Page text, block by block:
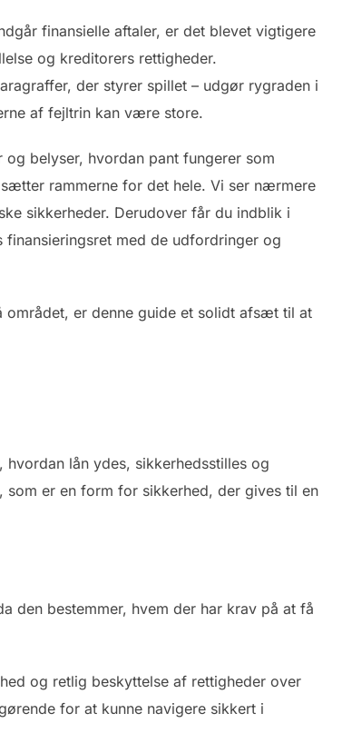
finansielle aftaler, er det blevet vigtigere
og kreditorers rettigheder.
der styrer spillet – udgør rygraden i
af fejltrin kan være store.
belyser, hvordan pant fungerer som
rammerne for det hele. Vi ser nærmere
sikkerheder. Derudover får du indblik i
med de udfordringer og
området, er denne guide et solidt afsæt til at
lån ydes, sikkerhedsstilles og
er en form for sikkerhed, der gives til en
den bestemmer, hvem der har krav på at få
og retlig beskyttelse af rettigheder over
for at kunne navigere sikkert i